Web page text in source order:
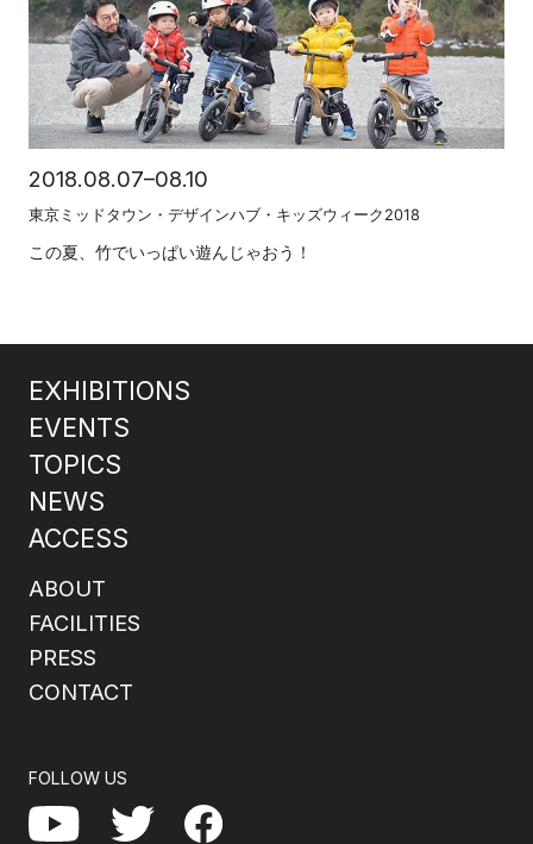
2018.08.07–08.10
東京ミッドタウン・デザインハブ・キッズウィーク2018
この夏、竹でいっぱい遊んじゃおう！
EXHIBITIONS
EVENTS
TOPICS
NEWS
ACCESS
ABOUT
FACILITIES
PRESS
CONTACT
FOLLOW US
YouTube Twitter Facebook